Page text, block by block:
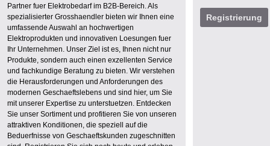
Partner fuer Elektrobedarf im B2B-Bereich. Als
spezialisierter Grosshaendler bieten wir Ihnen eine
umfassende Auswahl an hochwertigen
Elektroprodukten und innovativen Loesungen fuer
Ihr Unternehmen. Unser Ziel ist es, Ihnen nicht nur
Produkte, sondern auch einen exzellenten Service
und fachkundige Beratung zu bieten. Wir verstehen
die Herausforderungen und Anforderungen des
modernen Geschaeftslebens und sind hier, um Sie
mit unserer Expertise zu unterstuetzen. Entdecken
Sie unser Sortiment und profitieren Sie von unseren
attraktiven Konditionen, die speziell auf die
Beduerfnisse von Geschaeftskunden zugeschnitten